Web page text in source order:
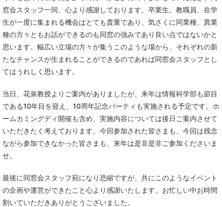
窓会スタッフ一同、心より感謝しております。卒業生、教職員、在学
生が一度に集まれる機会はとても貴重であり、気さくに同業種、異業
種の方々ともお話ができるのも同窓の強みであり良い点ではないかと
思います。幅広い立場の方々が集うこのような場から、それぞれの新
たなチャンスが生まれることができるのであれば同窓会スタッフとし
てはうれしく思います。
当日、花泉教授よりご案内がありましたが、来年は情報科学部も節目
である10年目を迎え、10周年記念パーティも実施される予定です。ホ
ームカミングディ開催も含め、実施内容については後日ご案内させて
いただきたく考えております。今回参加された皆さまも、今回は残念
ながら参加できなかった皆さまも、来年は是非是非ご参加くださいま
せ。
最後に同窓会スタッフ宛になり恐縮ですが、共にこのようなイベント
の企画や運営ができたこと心より感謝いたします。お忙しい中お時間
割いていただきありがとうございました。